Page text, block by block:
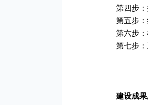
第四步
第五步
第六步
第七步
建设成